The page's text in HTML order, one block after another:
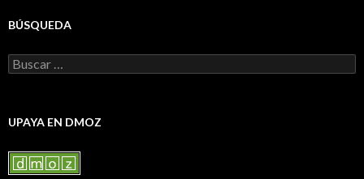
BÚSQUEDA
Buscar:
UPAYA EN DMOZ